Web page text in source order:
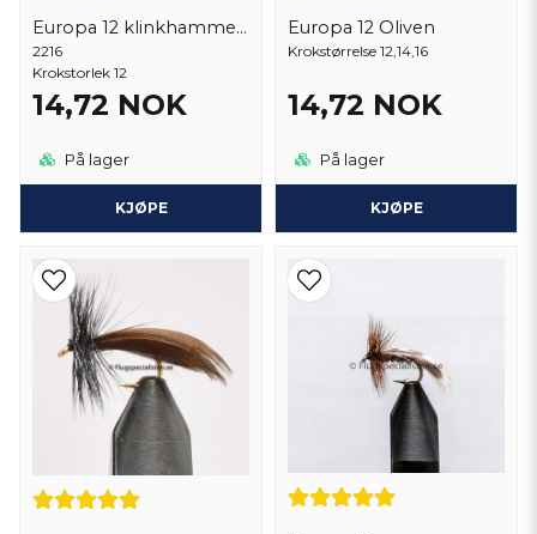
Europa 12 klinkhammer red tag
2216
Krokstorlek 12
14,72 NOK
På lager
KJØPE
Europa 12 Oliven
Krokstørrelse 12,14,16
14,72 NOK
På lager
KJØPE